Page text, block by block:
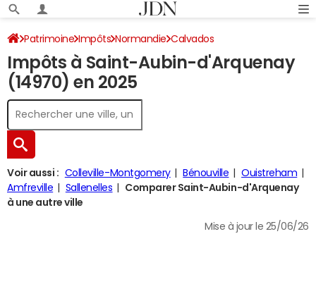
Patrimoine Impôts Normandie Calvados
Saint-Aubin-d'Arquenay Impôt sur le revenu
Impôts à Saint-Aubin-d'Arquenay
(14970) en 2025
Voir aussi : Colleville-Montgomery Bénouville
Ouistreham
Amfreville
Sallenelles
Comparer Saint-Aubin-d'Arquenay
à une autre ville
Mise à jour le 25/06/26